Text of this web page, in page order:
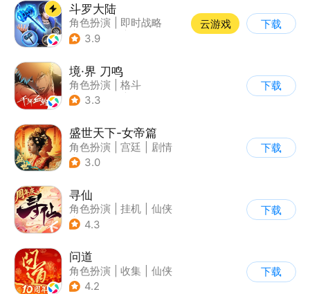
斗罗大陆
角色扮演
即时战略
| 小说改编
3.9
云游戏 下载
境·界 刀鸣
角色扮演
格斗
| 动漫改编
3.3
下载
盛世天下-女帝篇
角色扮演 宫廷
剧情
| 腾讯
3.0
下载
寻仙
角色扮演 挂机
仙侠
| 寻仙
4.3
下载
问道
角色扮演 收集
仙侠
| 宠物
4.2
下载